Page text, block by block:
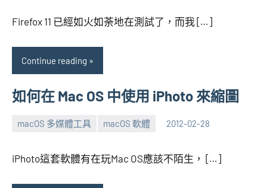
Firefox 11 已經如火如荼地在測試了，而我 […]
Continue reading
如何在 Mac OS 中使用 iPhoto 來縮圖
macOS 多媒體工具 macOS 軟體 2012-02-28
芋
iPhoto這套軟體有在玩Mac OS應該不陌生， […]